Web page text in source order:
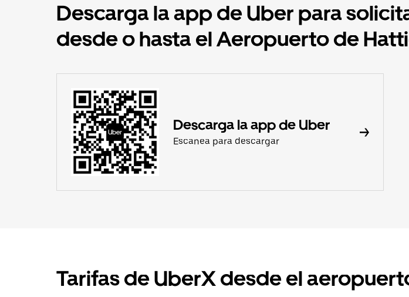
Descarga la app de Uber para
desde o hasta el Aeropuerto de
Descarga la app de Uber
Escanea para descargar
Tarifas de UberX desde el